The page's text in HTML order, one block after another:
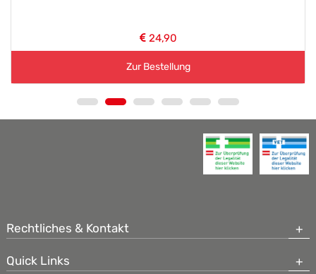
24,90
Zur Bestellung
Rechtliches & Kontakt
Quick Links